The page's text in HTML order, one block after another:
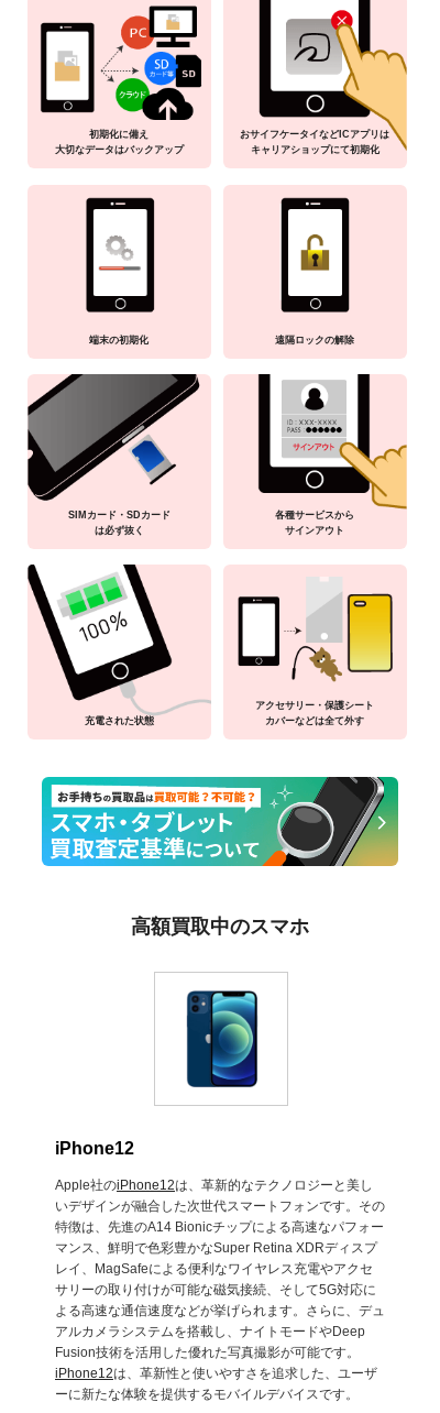
初期化に備え
大切なデータはバックアップ
おサイフケータイなどICアプリは
キャリアショップにて初期化
端末の初期化 遠隔ロックの解除
SIMカード・SDカード
は必ず抜く
各種サービスから
サインアウト
充電された状態
アクセサリー・保護シート
カバーなどは全て外す
高額買取中のスマホ
iPhone12
Apple社のiPhone12は、革新的なテクノロジーと美し
いデザインが融合した次世代スマートフォンです。その
特徴は、先進のA14 Bionicチップによる高速なパフォー
マンス、鮮明で色彩豊かなSuper Retina XDRディスプ
レイ、MagSafeによる便利なワイヤレス充電やアクセ
サリーの取り付けが可能な磁気接続、そして5G対応に
よる高速な通信速度などが挙げられます。さらに、デュ
アルカメラシステムを搭載し、ナイトモードやDeep
Fusion技術を活用した優れた写真撮影が可能です。
iPhone12は、革新性と使いやすさを追求した、ユーザ
ーに新たな体験を提供するモバイルデバイスです。